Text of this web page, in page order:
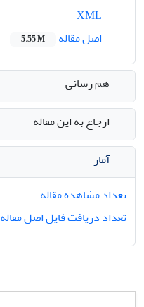
اصل مقاله
5.55 M
هم رسانی
ارجاع به این مقاله
آمار
تعداد مشاهده مقاله
تعداد دریافت فایل اصل مقاله